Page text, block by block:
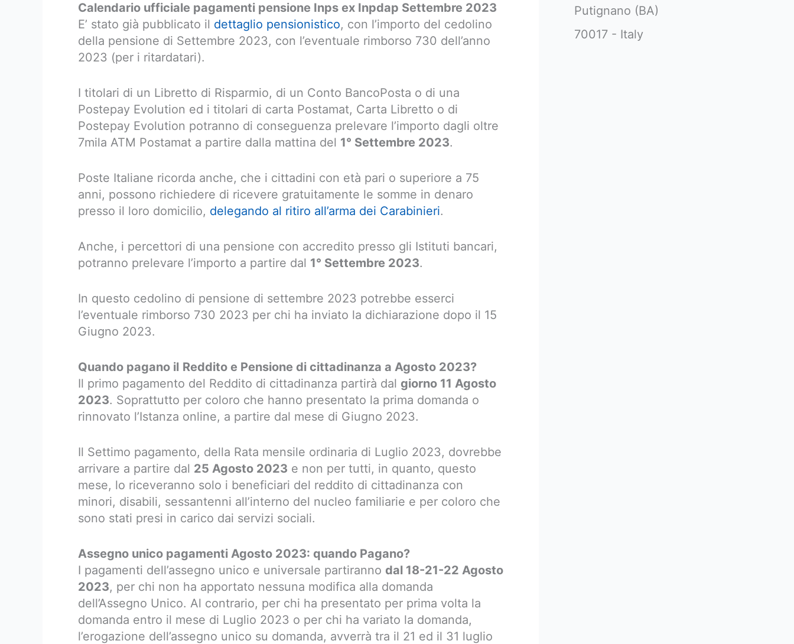
Calendario ufficiale pagamenti pensione Inps ex Inpdap Settembre 2023
E’ stato già pubblicato il dettaglio pensionistico, con l’importo del cedolino
della pensione di Settembre 2023, con l’eventuale rimborso 730 dell’anno
2023 (per i ritardatari).
I titolari di un Libretto di Risparmio, di un Conto BancoPosta o di una
Postepay Evolution ed i titolari di carta Postamat, Carta Libretto o di
Postepay Evolution potranno di conseguenza prelevare l’importo dagli oltre
7mila ATM Postamat a partire dalla mattina del 1° Settembre 2023.
Poste Italiane ricorda anche, che i cittadini con età pari o superiore a 75
anni, possono richiedere di ricevere gratuitamente le somme in denaro
presso il loro domicilio, delegando al ritiro all’arma dei Carabinieri.
Anche, i percettori di una pensione con accredito presso gli Istituti bancari,
potranno prelevare l’importo a partire dal 1° Settembre 2023.
In questo cedolino di pensione di settembre 2023 potrebbe esserci
l’eventuale rimborso 730 2023 per chi ha inviato la dichiarazione dopo il 15
Giugno 2023.
Quando pagano il Reddito e Pensione di cittadinanza a Agosto 2023?
Il primo pagamento del Reddito di cittadinanza partirà dal giorno 11 Agosto
2023. Soprattutto per coloro che hanno presentato la prima domanda o
rinnovato l’Istanza online, a partire dal mese di Giugno 2023.
Il Settimo pagamento, della Rata mensile ordinaria di Luglio 2023, dovrebbe
arrivare a partire dal 25 Agosto 2023 e non per tutti, in quanto, questo
mese, lo riceveranno solo i beneficiari del reddito di cittadinanza con
minori, disabili, sessantenni all’interno del nucleo familiarie e per coloro che
sono stati presi in carico dai servizi sociali.
Assegno unico pagamenti Agosto 2023: quando Pagano?
I pagamenti dell’assegno unico e universale partiranno dal 18-21-22 Agosto
2023, per chi non ha apportato nessuna modifica alla domanda
dell’Assegno Unico. Al contrario, per chi ha presentato per prima volta la
domanda entro il mese di Luglio 2023 o per chi ha variato la domanda,
l’erogazione dell’assegno unico su domanda, avverrà tra il 21 ed il 31 luglio
Putignano (BA)
70017 - Italy